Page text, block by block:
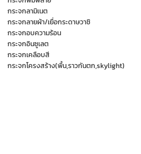
กระจกลามิเนต
กระจกลายผ้า/เยื่อกระดาษวาชิ
กระจกอบความร้อน
กระจกอินซูเลต
กระจกเคลือบสี
กระจกโครงสร้าง(พื้น,ราวกันตก,skylight)